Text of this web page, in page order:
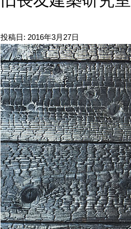
投稿日: 2016年3月27日